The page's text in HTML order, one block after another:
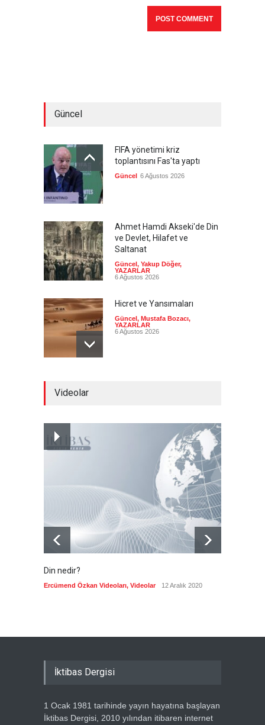
Güncel
FIFA yönetimi kriz
toplantısını Fas'ta yaptı
Güncel 6 Ağustos 2026
Ahmet Hamdi Akseki'de Din
ve Devlet, Hilafet ve
Saltanat
Güncel , Yakup Döğer,
YAZARLAR
6 Ağustos 2026
Hicret ve Yansımaları
Güncel , Mustafa Bozacı,
YAZARLAR
6 Ağustos 2026
İsrail şirketi Volkswagen
fabrikasında silah üretecek
6 Ağustos 2026
Videolar
Din nedir?
Ercümend Özkan Videoları, Videolar 12 Aralık 2020
İktibas Dergisi
1 Ocak 1981 tarihinde yayın hayatına başlayan
İktibas Dergisi, 2010 yılından itibaren internet